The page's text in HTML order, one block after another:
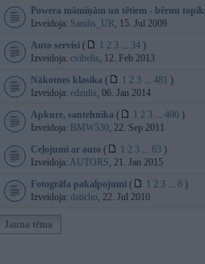
Powera māmiņām un tētiem - bērnu
Izveidoja: Sandis_UR, 15. Jul 2009
Auto servisi ( 1 2 3 ... 34 )
Izveidoja: cvibelis, 12. Feb 2013
Nākotnes klasika ( 1 2 3 ... 481 )
Izveidoja: edzulis, 06. Jan 2014
Apkure, santehnika ( 1 2 3 ... 490 )
Izveidoja: BMW530, 22. Sep 2011
Ceļojumi ar auto ( 1 2 3 ... 63 )
Izveidoja: AUTORS, 21. Jan 2015
Fotogrāfa pakalpojumi ( 1 2 3 ... 6 )
Izveidoja: daticho, 22. Jul 2010
Jauna tēma